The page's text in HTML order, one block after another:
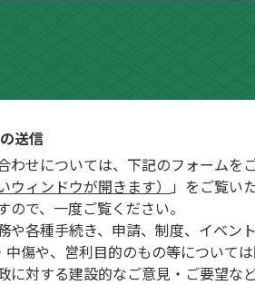
送信
せについては、下記のフォームを
ィンドウが開きます）
」をご覧い
で、一度ご覧ください。
や各種手続き、申請、制度、イベン
中傷や、営利目的のもの等について
に対する建設的なご意見・ご要望な